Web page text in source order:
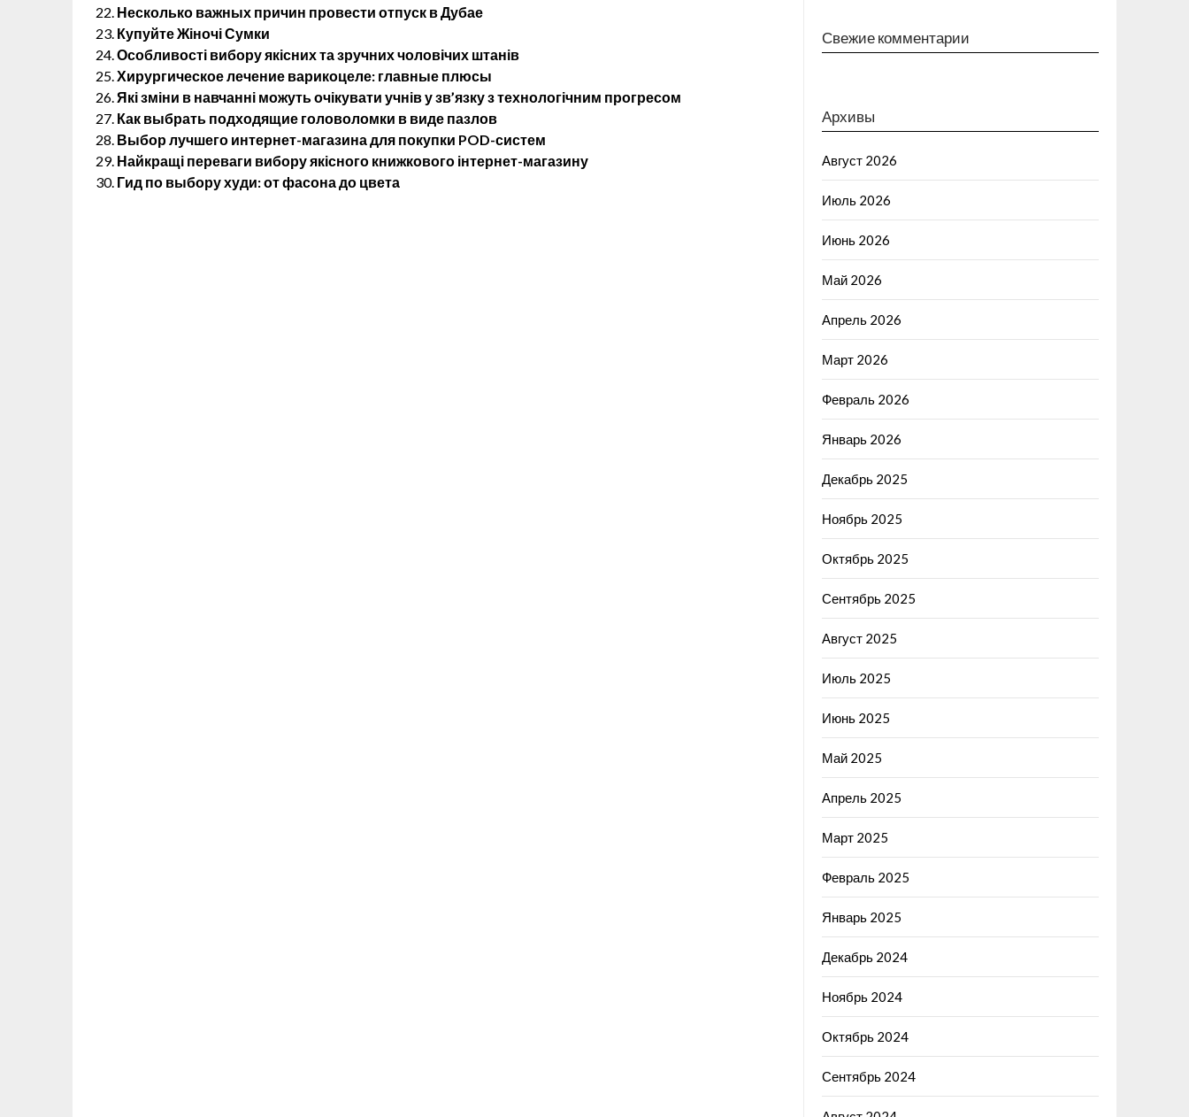
Несколько важных причин провести отпуск в Дубае
Купуйте Жіночі Сумки
Особливості вибору якісних та зручних чоловічих штанів
Хирургическое лечение варикоцеле: главные плюсы
Які зміни в навчанні можуть очікувати учнів у зв’язку з технологічним прогресом
Как выбрать подходящие головоломки в виде пазлов
Выбор лучшего интернет-магазина для покупки POD-систем
Найкращі переваги вибору якісного книжкового інтернет-магазину
Гид по выбору худи: от фасона до цвета
Свежие комментарии
Архивы
Август 2026
Июль 2026
Июнь 2026
Май 2026
Апрель 2026
Март 2026
Февраль 2026
Январь 2026
Декабрь 2025
Ноябрь 2025
Октябрь 2025
Сентябрь 2025
Август 2025
Июль 2025
Июнь 2025
Май 2025
Апрель 2025
Март 2025
Февраль 2025
Январь 2025
Декабрь 2024
Ноябрь 2024
Октябрь 2024
Сентябрь 2024